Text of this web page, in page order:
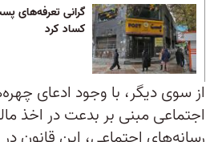
گرانی‌ تعرفه‌های
کساد کرد
از سوی دیگر، با وجود ادعای
اجتماعی مبنی بر بدعت در اخذ